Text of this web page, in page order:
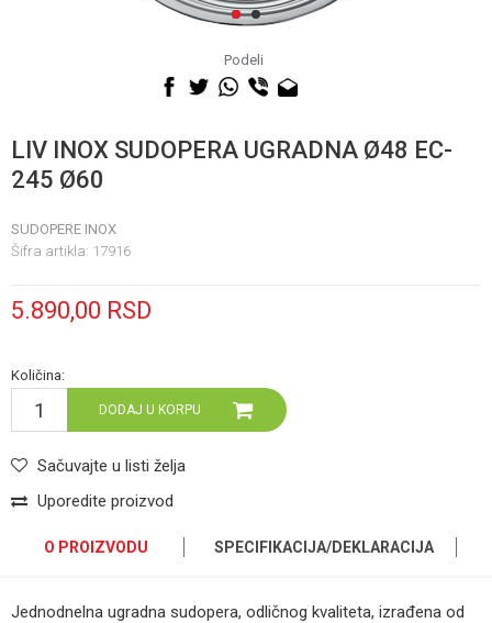
1 2
Podeli
LIV INOX SUDOPERA UGRADNA Ø48 EC-
245 Ø60
SUDOPERE INOX
Šifra artikla: 17916
5.890,00 RSD
Količina:
DODAJ U KORPU
Sačuvajte u listi želja
Uporedite proizvod
pomoć i porudžbine
O PROIZVODU SPECIFIKACIJA/DEKLARACIJA
Jednodnelna ugradna sudopera, odličnog kvaliteta, izrađena od